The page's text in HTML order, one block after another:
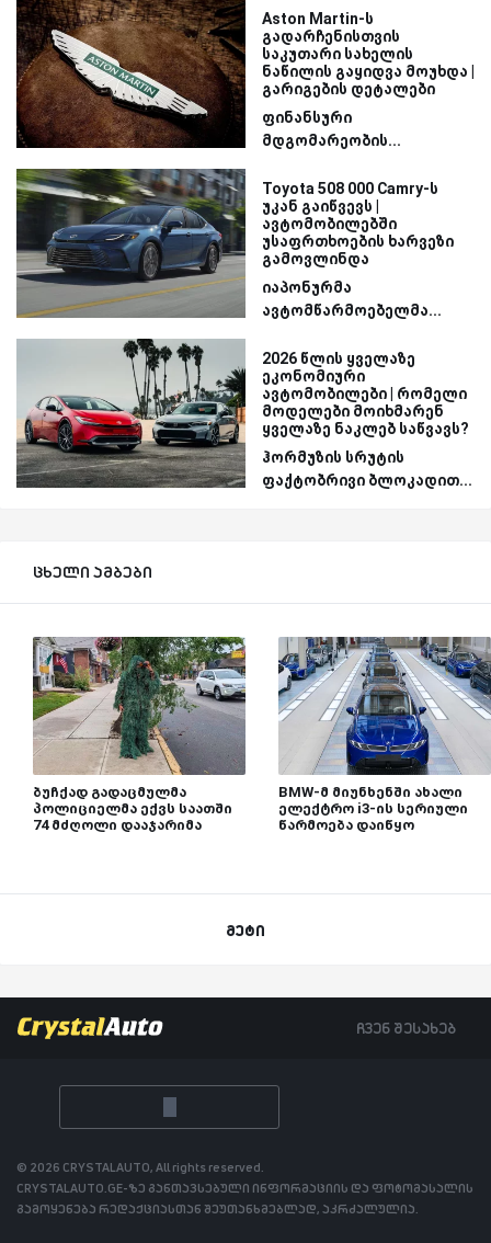
Aston Martin-ს
გადარჩენისთვის
საკუთარი სახელის
ნაწილის გაყიდვა მოუხდა |
გარიგების დეტალები
ფინანსური
მდგომარეობის...
Toyota 508 000 Camry-ს
უკან გაიწვევს |
ავტომობილებში
უსაფრთხოების ხარვეზი
გამოვლინდა
იაპონურმა
ავტომწარმოებელმა...
2026 წლის ყველაზე
ეკონომიური
ავტომობილები | რომელი
მოდელები მოიხმარენ
ყველაზე ნაკლებ საწვავს?
ჰორმუზის სრუტის
ფაქტობრივი ბლოკადით...
ცხელი ამბები
ბუჩქად გადაცმულმა
პოლიციელმა ექვს საათში
74 მძღოლი დააჯარიმა
BMW-მ მიუნხენში ახალი
ელექტრო i3-ის სერიული
წარმოება დაიწყო
მეტი
ჩვენ შესახებ
© 2026 CRYSTALAUTO, All rights reserved.
CRYSTALAUTO.GE-ზე განთავსებული ინფორმაციის და ფოტომასალის
გამოყენება რედაქციასთან შეუთანხმებლად, აკრძალულია.